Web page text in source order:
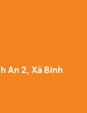
An 2, Xã Bình